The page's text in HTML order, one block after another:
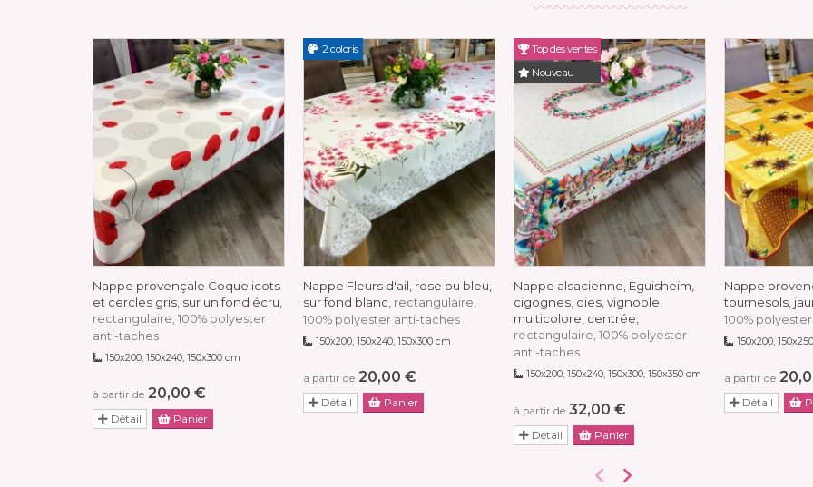
Nappe provençale Coquelicots
et cercles gris, sur un fond écru,
rectangulaire, 100% polyester
anti-taches
150x200, 150x240, 150x300 cm
à partir de 20,00 €
Détail Panier
2 coloris
Nappe Fleurs d'ail, rose ou bleu,
sur fond blanc, rectangulaire,
100% polyester anti-taches
150x200, 150x240, 150x300 cm
à partir de 20,00 €
Détail Panier
Top des ventes
Nouveau
Nappe alsacienne, Eguisheim,
cigognes, oies, vignoble,
multicolore, centrée,
rectangulaire, 100% polyester
anti-taches
150x200, 150x240, 150x300, 150x350 cm
à partir de 32,00 €
Détail Panier
Nappe
tournesols,
100%
150x200,
à partir de
Détail